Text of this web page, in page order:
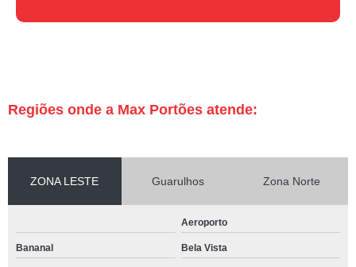
Regiões onde a Max Portões atende:
ZONA LESTE Guarulhos Zona Norte
Aeroporto
Bananal Bela Vista